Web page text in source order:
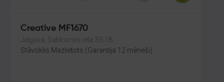
Creative MF1670
Jelgava, Satiksmes iela 33-1B
Stāvoklis Mazlietots (Garantija 12 mēneši)